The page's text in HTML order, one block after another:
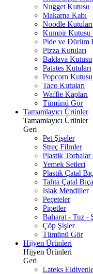
Nugget Kutusu
Makarna Kabı
Noodle Kutuları
Kumpir
Pide ve Dürüm
Pizza Kutuları
Baklava Kutusu
Patates Kutuları
Popcorn Kutusu
Taco Kutuları
Waffle Kapları
Tümünü Gör
Tamamlayıcı Ürünler
Tamamlayıcı Ürünler
Geri
Pet Şişeler
Streç Filmler
Plastik Torbalar
Yemek Setleri
Plastik Çatal
Tahta Çatal
Islak Mendiller
Peçeteler
Pipetler
Baharat - Tuz -
Çöp Şişler
Tümünü Gör
Hijyen Ürünleri
Hijyen Ürünleri
Geri
Lateks